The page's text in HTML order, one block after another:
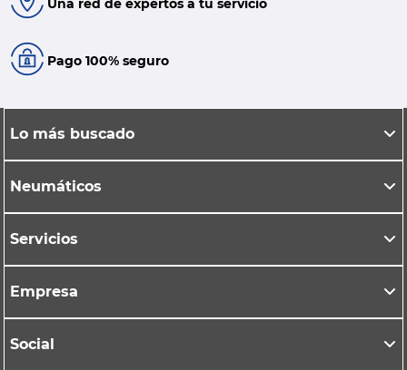
Una red de expertos a tu servicio
Pago 100% seguro
Lo más buscado
Neumáticos
Servicios
Empresa
Social